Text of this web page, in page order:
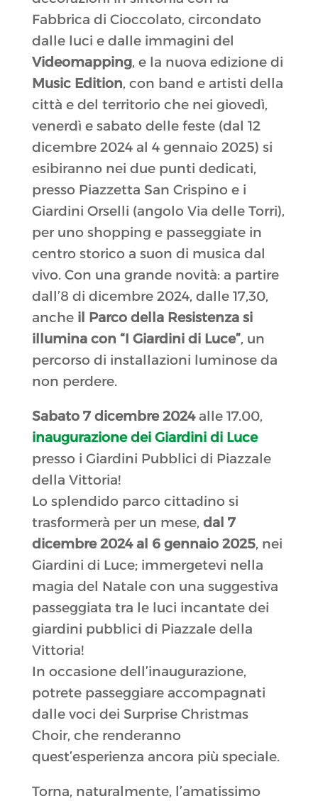
Fabbrica di Cioccolato, circondato
dalle luci e dalle immagini del
Videomapping, e la nuova edizione di
Music Edition, con band e artisti della
città e del territorio che nei giovedì,
venerdì e sabato delle feste (dal 12
dicembre 2024 al 4 gennaio 2025) si
esibiranno nei due punti dedicati,
presso Piazzetta San Crispino e i
Giardini Orselli (angolo Via delle Torri),
per uno shopping e passeggiate in
centro storico a suon di musica dal
vivo. Con una grande novità: a partire
dall’8 di dicembre 2024, dalle 17,30,
anche il Parco della Resistenza si
illumina con “I Giardini di Luce”, un
percorso di installazioni luminose da
non perdere.
Sabato 7 dicembre 2024 alle 17.00,
inaugurazione dei Giardini di Luce
presso i Giardini Pubblici di Piazzale
della Vittoria!
Lo splendido parco cittadino si
trasformerà per un mese, dal 7
dicembre 2024 al 6 gennaio 2025, nei
Giardini di Luce; immergetevi nella
magia del Natale con una suggestiva
passeggiata tra le luci incantate dei
giardini pubblici di Piazzale della
Vittoria!
In occasione dell’inaugurazione,
potrete passeggiare accompagnati
dalle voci dei Surprise Christmas
Choir, che renderanno
quest’esperienza ancora più speciale.
Torna, naturalmente, l’amatissimo